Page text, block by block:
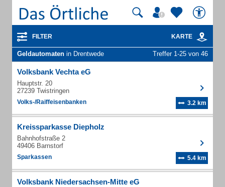
FILTER KARTE
Geldautomaten in Drentwede Treffer 1-25 von 46
Volksbank Vechta eG
Hauptstr. 20
27239 Twistringen
Volks-/Raiffeisenbanken 3.2 km
Kreissparkasse Diepholz
Bahnhofstraße 2
49406 Barnstorf
Sparkassen 5.4 km
Volksbank Niedersachsen-Mitte eG